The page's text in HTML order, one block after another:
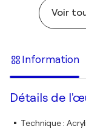
Voir
Information
Détails de
Technique: